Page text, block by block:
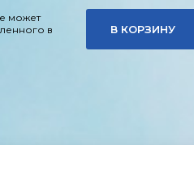
может
в
В КОРЗИНУ